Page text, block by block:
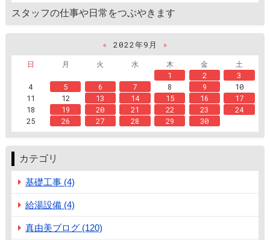
スタッフの仕事や日常をつぶやきます
« 2022年9月
»
日
月 火 水 木 金
土
1
2
3
4
5 6 7 8 9
10
11
12 13 14 15 16
17
18
19 20 21 22 23
24
25
26 27 28 29 30
カテゴリ
基礎工事 (4)
給湯設備 (4)
真由美ブログ (120)